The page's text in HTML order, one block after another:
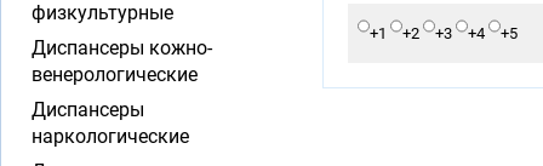
+1 +2 +3 +4 +5
физкультурные
Диспансеры кожно-
венерологические
Диспансеры
наркологические